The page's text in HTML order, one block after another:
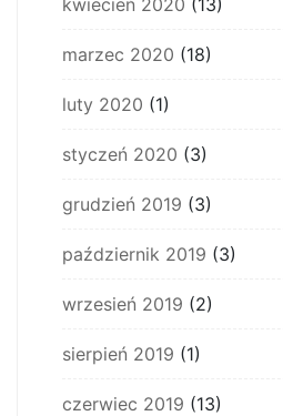
marzec 2020 (18)
luty 2020 (1)
styczeń 2020 (3)
grudzień 2019 (3)
październik 2019 (3)
wrzesień 2019 (2)
sierpień 2019 (1)
czerwiec 2019 (13)